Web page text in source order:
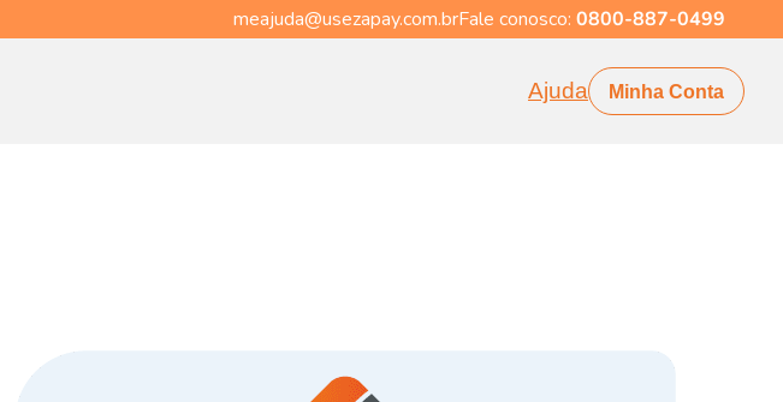
meajuda@usezapay.com.brFale conosco: 0800-887-0499
Ajuda Minha Conta